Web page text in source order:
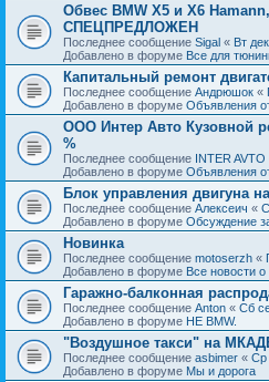
Обвес BMW X5 и X6
СПЕЦПРЕДЛОЖЕН
Последнее сообщение Sigal « Вт
Добавлено в форуме Все для
Капитальный ремонт
Последнее сообщение Андрюшок «
Добавлено в форуме Объявления
ООО Интер Авто Кузовной
%
Последнее сообщение INTER AVTO
Добавлено в форуме Объявления
Блок управления двигуна
Последнее сообщение Алексеич «
Добавлено в форуме Обсуждение
Новинка
Последнее сообщение motoserzh «
Добавлено в форуме Все новости о
Гаражно-балконная
Последнее сообщение Anton « Сб
Добавлено в форуме НЕ BMW.
"Воздушное такси" на
Последнее сообщение asbimer « Ср
Добавлено в форуме Мы и дорога